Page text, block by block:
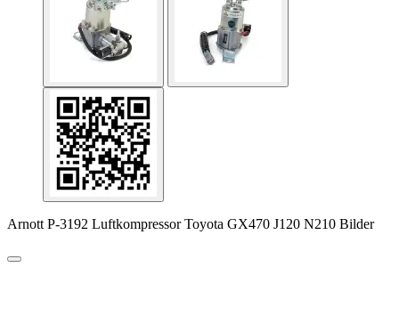
Arnott P-3192 Luftkompressor Toyota GX470 J120 N210 Bilder